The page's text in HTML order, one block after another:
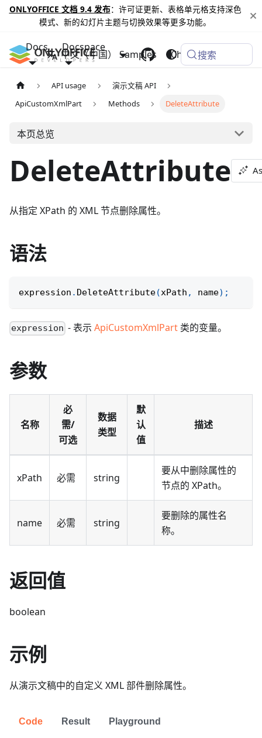
ONLYOFFICE 文档 9.4 发布：许可证更新、表格单元格支持深色
模式、新的幻灯片主题与切换效果等更多功能。
Docs Docspace
Samples Changelog
中文（中国） 搜索
API usage
演示文稿 API
ApiCustomXmlPart
Methods DeleteAttribute
本页总览
DeleteAttribute
从指定 XPath 的 XML 节点删除属性。
语法
expression . DeleteAttribute(xPath , name) ;
expression - 表示ApiCustomXmlPart 类的变量。
参数
名称
必
需/
可选
数据
类型
默
认
值
描述
xPath 必需 string
要从中删除属性的
节点的 XPath。
name 必需 string
要删除的属性名
称。
返回值
boolean
示例
从演示文稿中的自定义 XML 部件删除属性。
Code Result Playground